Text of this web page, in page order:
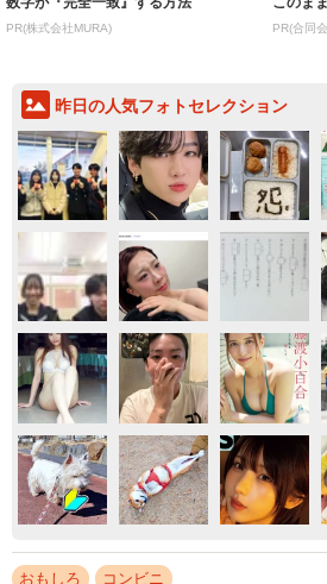
PR(株式会社MURA) PR(合同
昨日の人気フォトセレクション
おもしろ コンビニ